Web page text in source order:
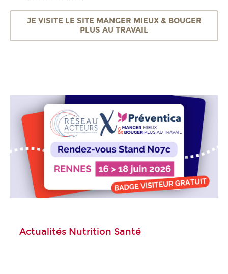
JE VISITE LE SITE MANGER MIEUX & BOUGER
PLUS AU TRAVAIL
Actualités Nutrition Santé